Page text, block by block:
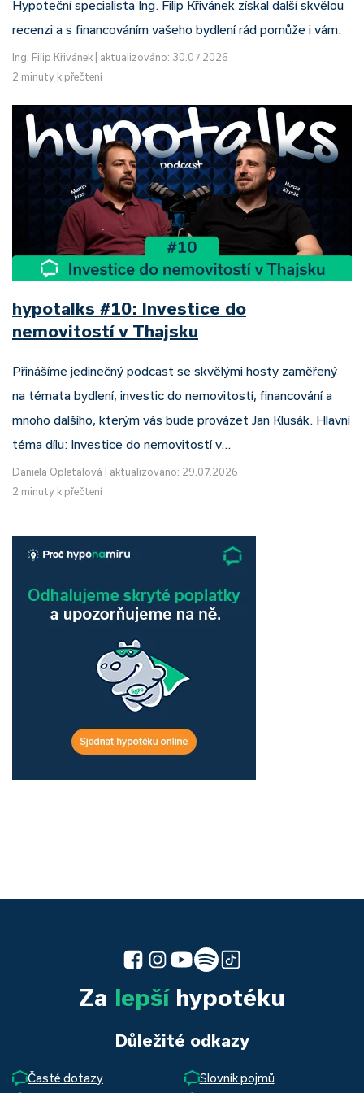
Hypoteční specialista Ing. Filip Křivánek získal další skvělou
recenzi a s financováním vašeho bydlení rád pomůže i vám.
Ing. Filip Křivánek
aktualizováno: 30.07.2026
2 minuty k přečtení
hypotalks #10: Investice do
nemovitostí v Thajsku
Přinášíme jedinečný podcast se skvělými hosty zaměřený
na témata bydlení, investic do nemovitostí, financování a
mnoho dalšího, kterým vás bude provázet Jan Klusák. Hlavní
téma dílu: Investice do nemovitostí v…
Daniela Opletalová
aktualizováno: 29.07.2026
2 minuty k přečtení
Za lepšíhypotéku
Důležité odkazy
Časté dotazy
Slovník pojmů